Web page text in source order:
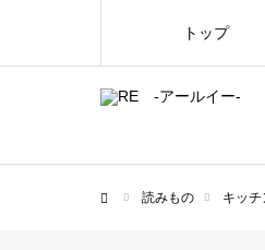
トップ
読みもの キッ